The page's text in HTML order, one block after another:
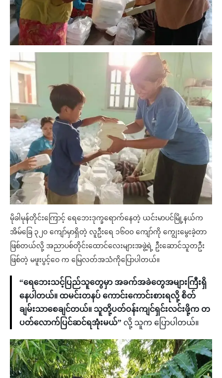
မိုခါမုန်တိုင်းကြောင့် ရေဘေးဒုက္ခရောက်နေတဲ့ ယင်းမာပင်မြို့နယ်က
အိမ်ခြေ ၃၂၀ ကျော်မှာရှိတဲ့ လူဦးရေ ၁၆၀၀ ကျော်ကို ကျွေးမွေးခဲ့တာ
ဖြစ်တယ်လို့ အညာပစ်တိုင်းထောင်လေးများအဖွဲ့ရဲ့ ဦးဆောင်သူတဦး
ဖြစ်တဲ့ မဖူးပွင့်ဝေ က မြေလတ်အသံကိုပြောပါတယ်။
“ရေဘေးသင့်ပြည်သူတွေမှာ အခက်အခဲတွေအများကြီးရှိ
နေပါတယ်။ ထမင်းတနပ် ကောင်းကောင်းစားရလို့ စိတ်
ချမ်းသာစေချင်တယ်။ သူတို့ပတ်ဝန်းကျင်ရှင်းလင်းဖို့က တ
ပတ်လောက်ပြင်ဆင်ရအုံးမယ်” လို့ သူက ပြောပါတယ်။